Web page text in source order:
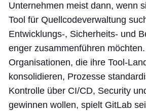
Unternehmen meist dann, wenn
Tool für Quellcodeverwaltung
Entwicklungs-, Sicherheits- und
enger zusammenführen
Organisationen, die ihre Tool-
konsolidieren, Prozesse
Kontrolle über CI/CD, Security
gewinnen wollen, spielt GitLab